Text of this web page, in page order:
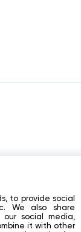
to provide social
We also share
social media,
it with other